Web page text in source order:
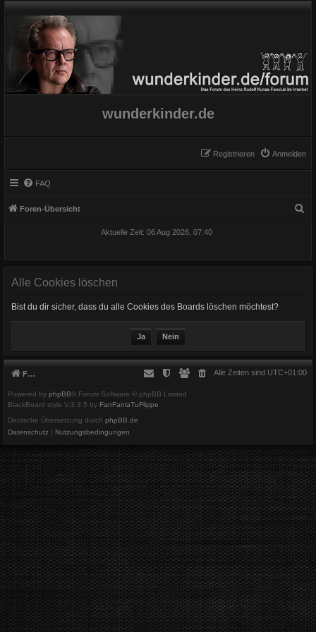
wunderkinder.de
Anmelden
Registrieren
FAQ
Foren-Übersicht
Aktuelle Zeit: 06 Aug 2026, 07:40
Alle Cookies löschen
Bist du dir sicher, dass du alle Cookies des Boards löschen möchtest?
Foren-Übersicht Alle Zeiten sind UTC+01:00
Powered by phpBB® Forum Software © phpBB Limited
BlackBoard style V.3.3.5 by FanFanlaTuFlippe
Deutsche Übersetzung durch phpBB.de
Datenschutz
Nutzungsbedingungen